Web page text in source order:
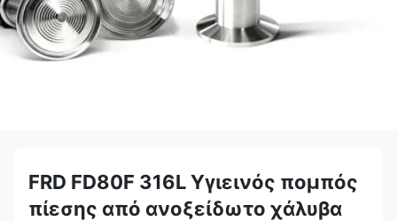
FRD FD80F 316L Υγιεινός πομπός
πίεσης από ανοξείδωτο χάλυβα